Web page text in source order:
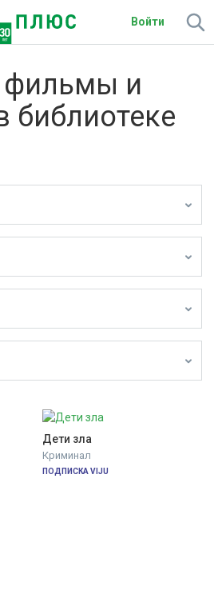
Войти
фильмы и
библиотеке
Дети зла
Криминал
ПОДПИСКА VIJU